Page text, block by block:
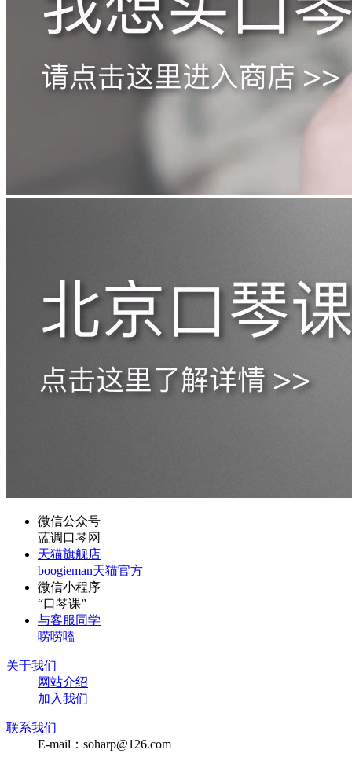
微信公众号
蓝调口琴网
天猫旗舰店
boogieman天猫官方
微信小程序
“口琴课”
与客服同学
唠唠嗑
关于我们
网站介绍
加入我们
联系我们
E-mail：soharp@126.com